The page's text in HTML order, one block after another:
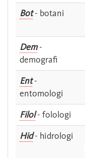
Bot- botani
Dem-
demografi
Ent-
entomologi
Filol- folologi
Hid- hidrologi